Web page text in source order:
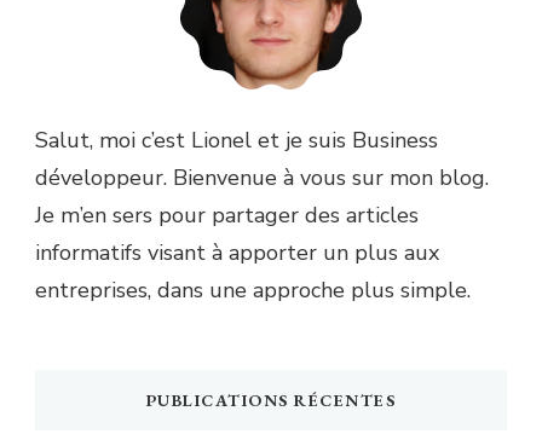
Salut, moi c’est Lionel et je suis Business
développeur. Bienvenue à vous sur mon blog.
Je m’en sers pour partager des articles
informatifs visant à apporter un plus aux
entreprises, dans une approche plus simple.
PUBLICATIONS RÉCENTES